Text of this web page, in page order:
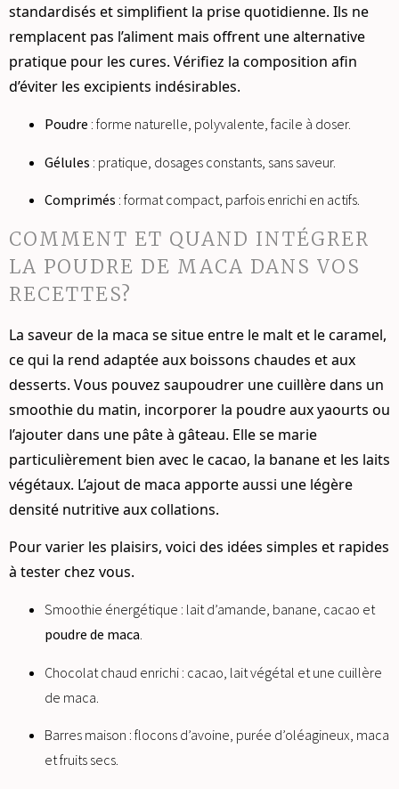
standardisés et simplifient la prise quotidienne. Ils ne
remplacent pas l’aliment mais offrent une alternative
pratique pour les cures. Vérifiez la composition afin
d’éviter les excipients indésirables.
Poudre : forme naturelle, polyvalente, facile à doser.
Gélules : pratique, dosages constants, sans saveur.
Comprimés : format compact, parfois enrichi en actifs.
COMMENT ET QUAND INTÉGRER
LA POUDRE DE MACA DANS VOS
RECETTES?
La saveur de la maca se situe entre le malt et le caramel,
ce qui la rend adaptée aux boissons chaudes et aux
desserts. Vous pouvez saupoudrer une cuillère dans un
smoothie du matin, incorporer la poudre aux yaourts ou
l’ajouter dans une pâte à gâteau. Elle se marie
particulièrement bien avec le cacao, la banane et les laits
végétaux. L’ajout de maca apporte aussi une légère
densité nutritive aux collations.
Pour varier les plaisirs, voici des idées simples et rapides
à tester chez vous.
Smoothie énergétique : lait d’amande, banane, cacao et
poudre de maca.
Chocolat chaud enrichi : cacao, lait végétal et une cuillère
de maca.
Barres maison : flocons d’avoine, purée d’oléagineux, maca
et fruits secs.